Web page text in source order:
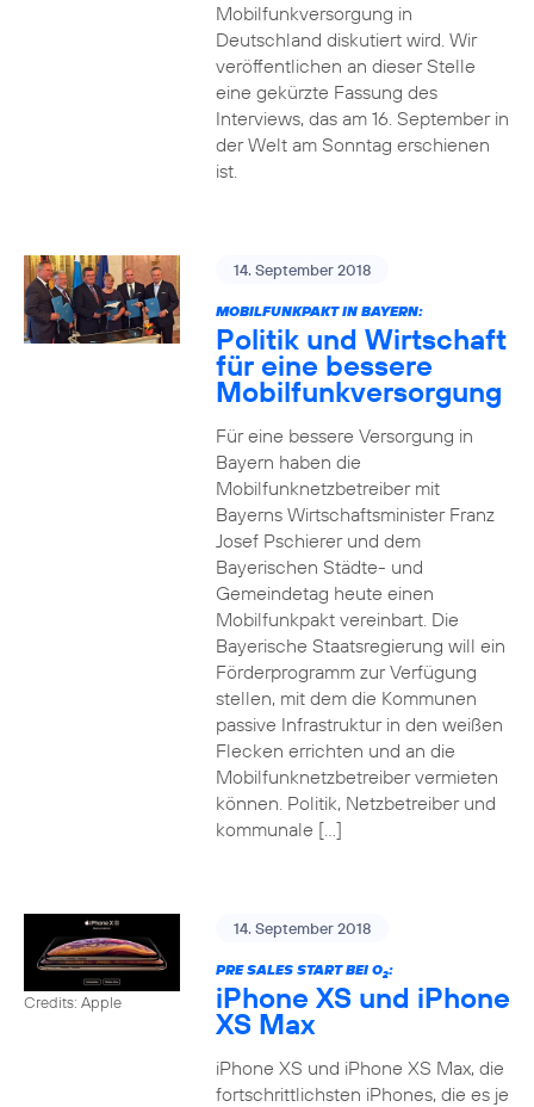
Mobilfunkversorgung in
Deutschland diskutiert wird. Wir
veröffentlichen an dieser Stelle
eine gekürzte Fassung des
Interviews, das am 16. September in
der Welt am Sonntag erschienen
ist.
14. September 2018
MOBILFUNKPAKT IN BAYERN:
Politik und Wirtschaft
für eine bessere
Mobilfunkversorgung
Für eine bessere Versorgung in
Bayern haben die
Mobilfunknetzbetreiber mit
Bayerns Wirtschaftsminister Franz
Josef Pschierer und dem
Bayerischen Städte- und
Gemeindetag heute einen
Mobilfunkpakt vereinbart. Die
Bayerische Staatsregierung will ein
Förderprogramm zur Verfügung
stellen, mit dem die Kommunen
passive Infrastruktur in den weißen
Flecken errichten und an die
Mobilfunknetzbetreiber vermieten
können. Politik, Netzbetreiber und
kommunale […]
Credits: Apple
14. September 2018
PRE SALES START BEI O2:
iPhone XS und iPhone
XS Max
iPhone XS und iPhone XS Max, die
fortschrittlichsten iPhones, die es je